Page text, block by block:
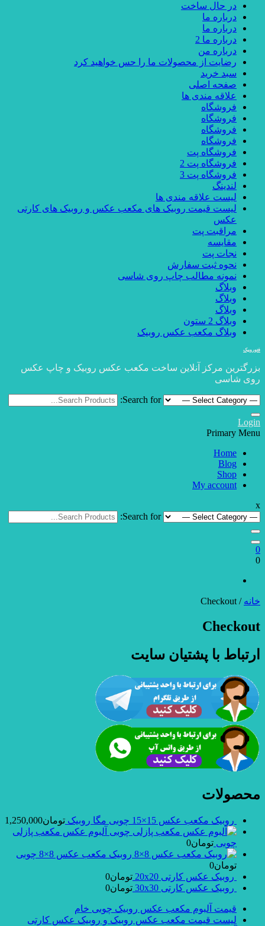
در حال ساخت
درباره ما
درباره ما
درباره ما 2
درباره من
رضایت از محصولات ما را حس خواهید کرد
سبد خرید
صفحه اصلی
علاقه مندی ها
فروشگاه
فروشگاه
فروشگاه
فروشگاه
فروشگاه پت
فروشگاه پت 2
فروشگاه پت 3
لندینگ
لیست علاقه مندی ها
لیست قیمت روبیک های مکعب عکس و روبیک های کارتی
عکس
مراقبت پت
مقایسه
نجات پت
نحوه ثبت سفارش
نمونه مطالب چاپ روی شاسی
وبلاگ
وبلاگ
وبلاگ
وبلاگ 2 ستون
وبلاگ مکعب عکس روبیک
فتوروبیک
بزرگترین مرکز آنلاین ساخت مکعب عکس روبیک و چاپ عکس
روی شاسی
Search for:
Login
Primary Menu
Home
Blog
Shop
My account
x
Search for:
0
0
خانه / Checkout
Checkout
ارتباط با پشتیان سایت
محصولات
روبیک مکعب عکس 15×15 چوبی مگا روبیک تومان1,250,000
آلبوم عکس مکعب پازلی
چوبی تومان0
روبیک مکعب عکس 8×8 چوبی
تومان0
روبیک عکس کارتی 20x20
تومان0
روبیک عکس کارتی 30x30
تومان0
قیمت آلبوم مکعب عکس روبیک چوبی خام
لیست قیمت مکعب عکس روبیک و روبیک عکس کارتی